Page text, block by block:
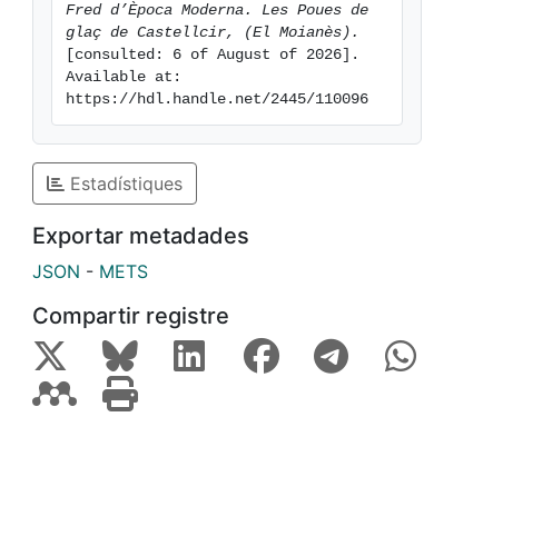
Fred d’Època Moderna. Les Poues de
glaç de Castellcir, (El Moianès).
[consulted: 6 of August of 2026].
Available at:
https://hdl.handle.net/2445/110096
Estadístiques
Exportar metadades
JSON - METS
Compartir registre